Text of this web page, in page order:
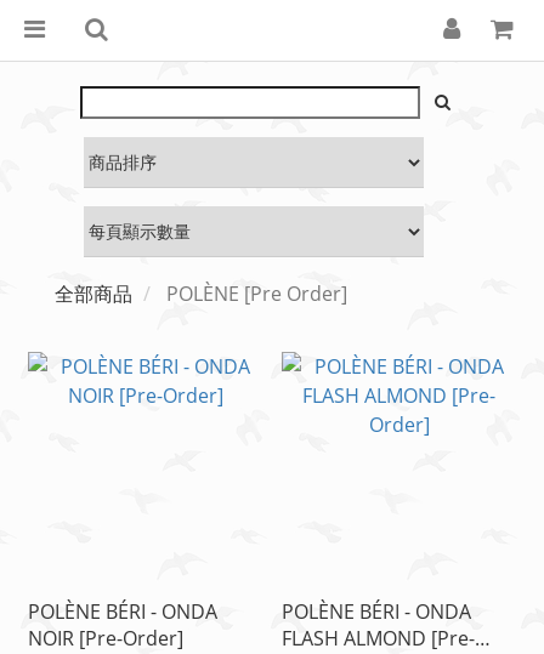
全部商品 POLÈNE [Pre Order]
POLÈNE BÉRI - ONDA
NOIR [Pre-Order]
POLÈNE BÉRI - ONDA
FLASH ALMOND [Pre-